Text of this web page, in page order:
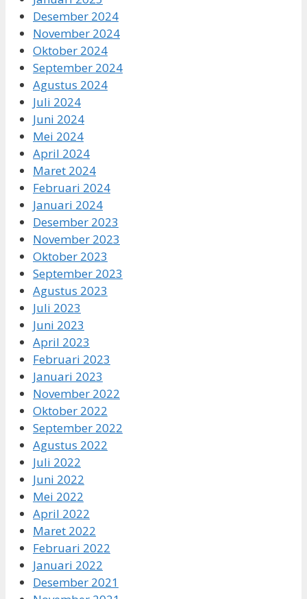
Desember 2024
November 2024
Oktober 2024
September 2024
Agustus 2024
Juli 2024
Juni 2024
Mei 2024
April 2024
Maret 2024
Februari 2024
Januari 2024
Desember 2023
November 2023
Oktober 2023
September 2023
Agustus 2023
Juli 2023
Juni 2023
April 2023
Februari 2023
Januari 2023
November 2022
Oktober 2022
September 2022
Agustus 2022
Juli 2022
Juni 2022
Mei 2022
April 2022
Maret 2022
Februari 2022
Januari 2022
Desember 2021